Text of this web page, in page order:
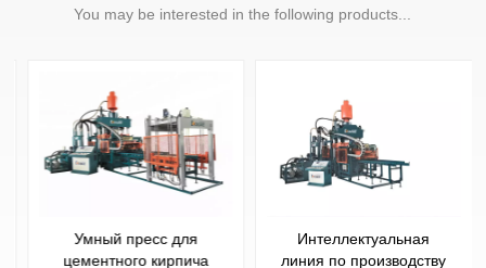
You may be interested in the following products...
Умный пресс для
цементного кирпича
Интеллектуальная
линия по производству